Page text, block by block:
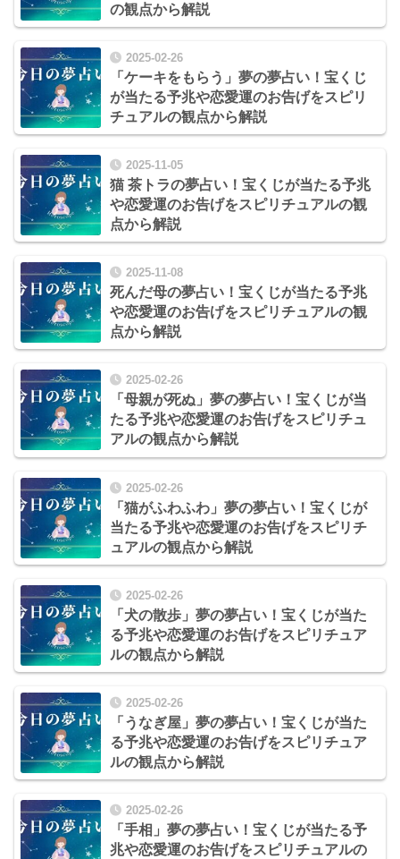
の観点から解説
2025-02-26
「ケーキをもらう」夢の夢占い！宝くじ
が当たる予兆や恋愛運のお告げをスピリ
チュアルの観点から解説
2025-11-05
猫 茶トラの夢占い！宝くじが当たる予兆
や恋愛運のお告げをスピリチュアルの観
点から解説
2025-11-08
死んだ母の夢占い！宝くじが当たる予兆
や恋愛運のお告げをスピリチュアルの観
点から解説
2025-02-26
「母親が死ぬ」夢の夢占い！宝くじが当
たる予兆や恋愛運のお告げをスピリチュ
アルの観点から解説
2025-02-26
「猫がふわふわ」夢の夢占い！宝くじが
当たる予兆や恋愛運のお告げをスピリチ
ュアルの観点から解説
2025-02-26
「犬の散歩」夢の夢占い！宝くじが当た
る予兆や恋愛運のお告げをスピリチュア
ルの観点から解説
2025-02-26
「うなぎ屋」夢の夢占い！宝くじが当た
る予兆や恋愛運のお告げをスピリチュア
ルの観点から解説
2025-02-26
「手相」夢の夢占い！宝くじが当たる予
兆や恋愛運のお告げをスピリチュアルの